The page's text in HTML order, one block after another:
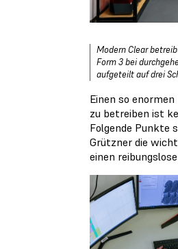
Modern Clear
Form 3 bei
aufgeteilt auf drei
Einen so
zu betreiben ist
Folgende Punkte
Grützner die
einen